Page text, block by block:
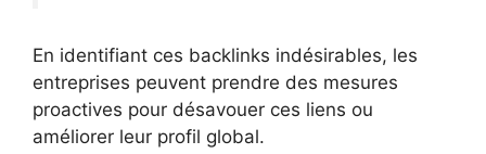
En identifiant ces backlinks indésirables, les
entreprises peuvent prendre des mesures
proactives pour désavouer ces liens ou
améliorer leur profil global.